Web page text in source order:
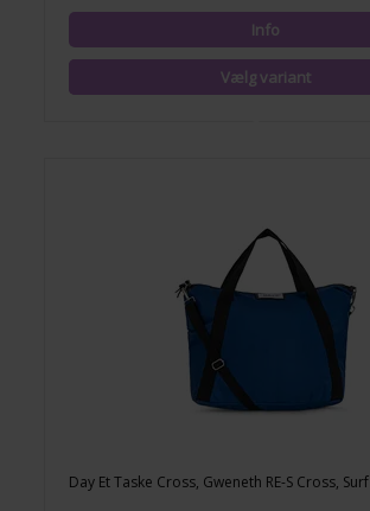
Day Et Taske Cross, Gweneth RE-S Cross, Surf